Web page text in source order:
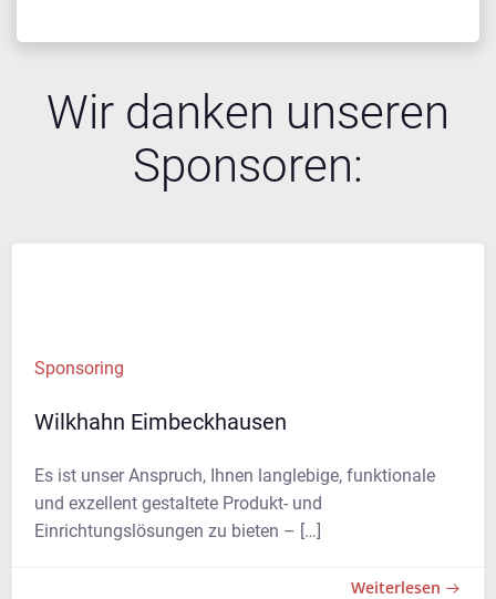
Wir danken unseren
Sponsoren:
Sponsoring
Wilkhahn Eimbeckhausen
Es ist unser Anspruch, Ihnen langlebige, funktionale
und exzellent gestaltete Produkt- und
Einrichtungslösungen zu bieten – […]
Weiterlesen